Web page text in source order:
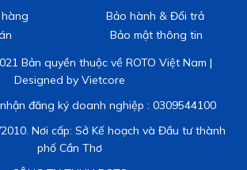
Bảo hành & Đổi trả
Bảo mật thông tin
Bản quyền thuộc về ROTO Việt Nam |
Designed by Vietcore
đăng ký doanh nghiệp : 0309544100
Nơi cấp: Sở Kế hoạch và Đầu tư thành
phố Cần Thơ